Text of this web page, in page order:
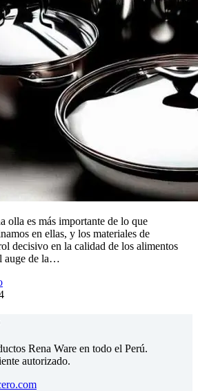
olla es más importante de lo que
en ellas, y los materiales de
decisivo en la calidad de los alimentos
auge de la…
Rena Ware en todo el Perú.
autorizado.